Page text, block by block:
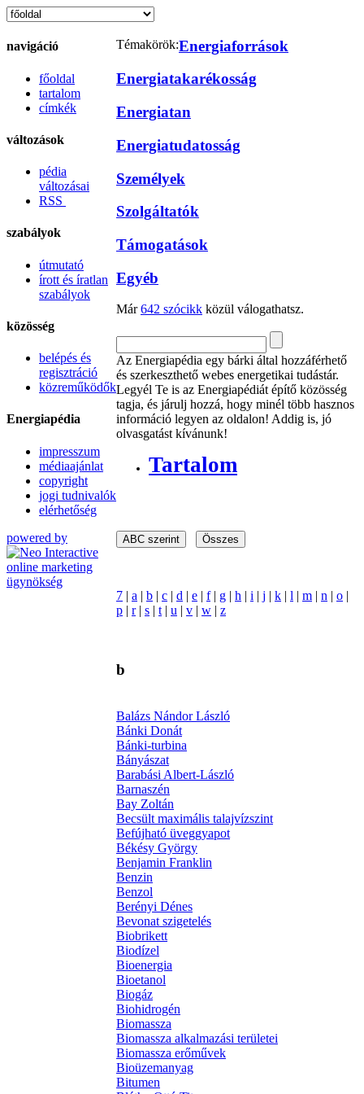
navigáció
főoldal
tartalom
címkék
változások
pédia
változásai
RSS
szabályok
útmutató
írott és íratlan
szabályok
közösség
belépés és
regisztráció
közreműködők
Energiapédia
impresszum
médiaajánlat
copyright
jogi tudnivalók
elérhetőség
powered by
Témakörök:Energiaforrások
Energiatakarékosság
Energiatan
Energiatudatosság
Személyek
Szolgáltatók
Támogatások
Egyéb
Már642 szócikk közül válogathatsz.
Az Energiapédia egy bárki által hozzáférhető
és szerkeszthető webes energetikai tudástár.
Legyél Te is az Energiapédiát építő közösség
tagja, és járulj hozzá, hogy minél több hasznos
információ legyen az oldalon! Addig is, jó
olvasgatást kívánunk!
Tartalom
7 | a | b | c | d | e | f| g | h | i | j | k | l | m | n | o |
p | r| s | t | u | v | w | z
b
Balázs Nándor László
Bánki Donát
Bánki-turbina
Bányászat
Barabási Albert-László
Barnaszén
Bay Zoltán
Becsült maximális talajvízszint
Befújható üveggyapot
Békésy György
Benjamin Franklin
Benzin
Benzol
Berényi Dénes
Bevonat szigetelés
Biobrikett
Biodízel
Bioenergia
Bioetanol
Biogáz
Biohidrogén
Biomassza
Biomassza alkalmazási területei
Biomassza erőművek
Bioüzemanyag
Bitumen